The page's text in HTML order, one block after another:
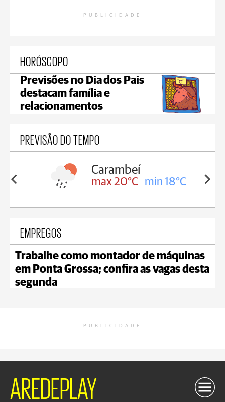
PUBLICIDADE
HORÓSCOPO
Previsões no Dia dos Pais
destacam família e
relacionamentos
PREVISÃO DO TEMPO
18°C
Carambeí
max 20°C min 18°C
EMPREGOS
Trabalhe como montador de máquinas
em Ponta Grossa; confira as vagas desta
segunda
PUBLICIDADE
AREDEPLAY